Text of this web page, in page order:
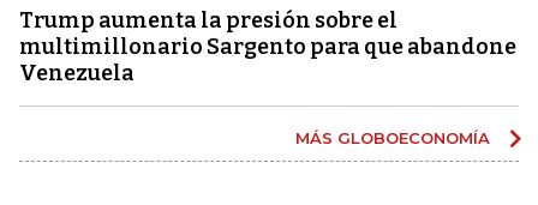
Trump aumenta la presión sobre el
multimillonario Sargento para que abandone
Venezuela
MÁS GLOBOECONOMÍA